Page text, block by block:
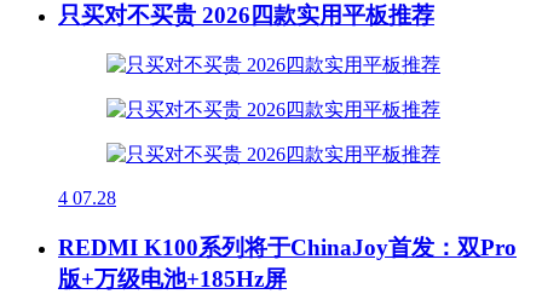
只买对不买贵 2026四款实用平板推荐
4 07.28
REDMI K100系列将于ChinaJoy首发：双Pro
版+万级电池+185Hz屏